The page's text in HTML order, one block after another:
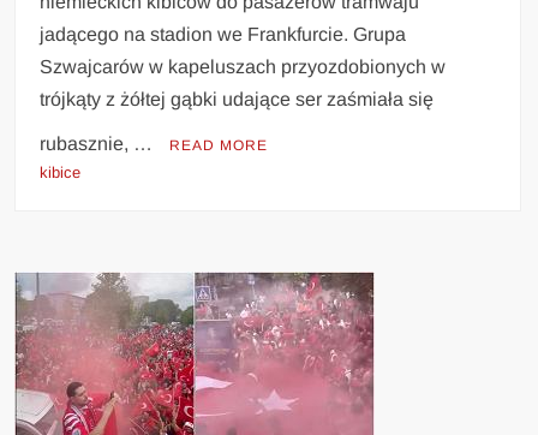
jadącego na stadion we Frankfurcie. Grupa
Szwajcarów w kapeluszach przyozdobionych w
trójkąty z żółtej gąbki udające ser zaśmiała się
rubasznie, … READ MORE
kibice